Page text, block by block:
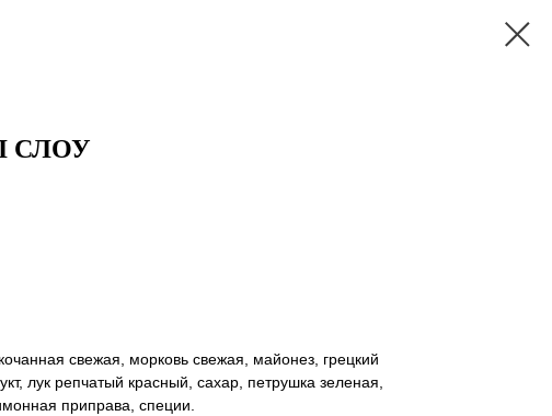
СЛОУ
свежая, морковь свежая, майонез, грецкий
лук репчатый красный, сахар, петрушка зеленая,
приправа, специи.